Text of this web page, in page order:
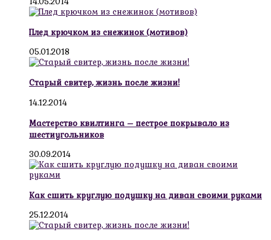
Плед крючком из снежинок (мотивов)
05.01.2018
Старый свитер, жизнь после жизни!
14.12.2014
Мастерство квилтинга – пестрое покрывало из
шестиугольников
30.09.2014
Как сшить круглую подушку на диван своими руками
25.12.2014